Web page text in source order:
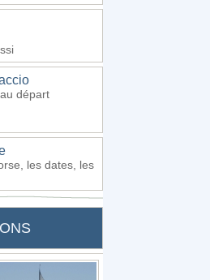
départ
les dates, les